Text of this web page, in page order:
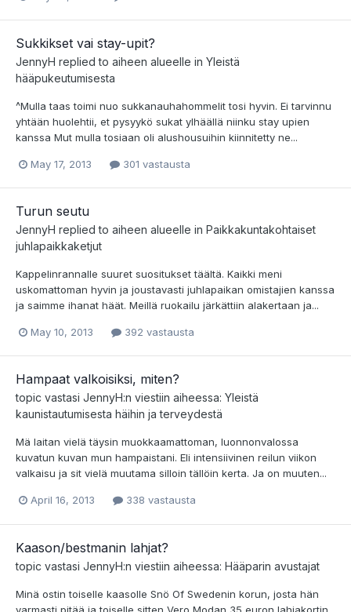
Sukkikset vai stay-upit?
JennyH replied to aiheen alueelle in Yleistä
hääpukeutumisesta
^Mulla taas toimi nuo sukkanauhahommelit tosi hyvin. Ei tarvinnu
yhtään huolehtii, et pysyykö sukat ylhäällä niinku stay upien
kanssa Mut mulla tosiaan oli alushousuihin kiinnitetty ne...
May 17, 2013 301 vastausta
Turun seutu
JennyH replied to aiheen alueelle in Paikkakuntakohtaiset
juhlapaikkaketjut
Kappelinrannalle suuret suositukset täältä. Kaikki meni
uskomattoman hyvin ja joustavasti juhlapaikan omistajien kanssa
ja saimme ihanat häät. Meillä ruokailu järkättiin alakertaan ja...
May 10, 2013 392 vastausta
Hampaat valkoisiksi, miten?
topic vastasi JennyH:n viestiin aiheessa: Yleistä
kaunistautumisesta häihin ja terveydestä
Mä laitan vielä täysin muokkaamattoman, luonnonvalossa
kuvatun kuvan mun hampaistani. Eli intensiivinen reilun viikon
valkaisu ja sit vielä muutama silloin tällöin kerta. Ja on muuten...
April 16, 2013 338 vastausta
Kaason/bestmanin lahjat?
topic vastasi JennyH:n viestiin aiheessa: Hääparin avustajat
Minä ostin toiselle kaasolle Snö Of Swedenin korun, josta hän
varmasti pitää ja toiselle sitten Vero Modan 35 euron lahjakortin